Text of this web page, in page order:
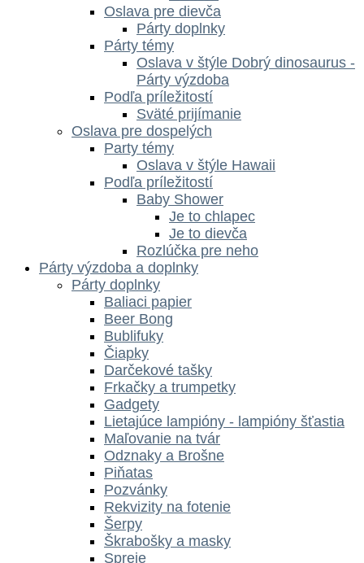
Oslava pre dievča
Párty doplnky
Párty témy
Oslava v štýle Dobrý dinosaurus -
Párty výzdoba
Podľa príležitostí
Sväté prijímanie
Oslava pre dospelých
Party témy
Oslava v štýle Hawaii
Podľa príležitostí
Baby Shower
Je to chlapec
Je to dievča
Rozlúčka pre neho
Párty výzdoba a doplnky
Párty doplnky
Baliaci papier
Beer Bong
Bublifuky
Čiapky
Darčekové tašky
Frkačky a trumpetky
Gadgety
Lietajúce lampióny - lampióny šťastia
Maľovanie na tvár
Odznaky a Brošne
Piňatas
Pozvánky
Rekvizity na fotenie
Šerpy
Škrabošky a masky
Spreje